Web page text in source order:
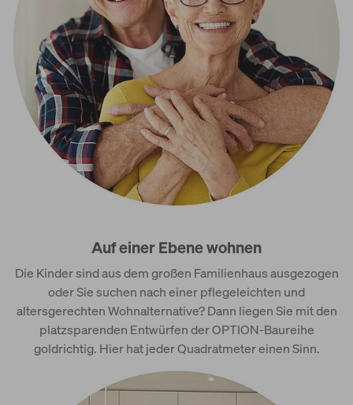
Auf einer Ebene wohnen
Die Kinder sind aus dem großen Familienhaus ausgezogen
oder Sie suchen nach einer pflegeleichten und
altersgerechten Wohnalternative? Dann liegen Sie mit den
platzsparenden Entwürfen der OPTION-Baureihe
goldrichtig. Hier hat jeder Quadratmeter einen Sinn.